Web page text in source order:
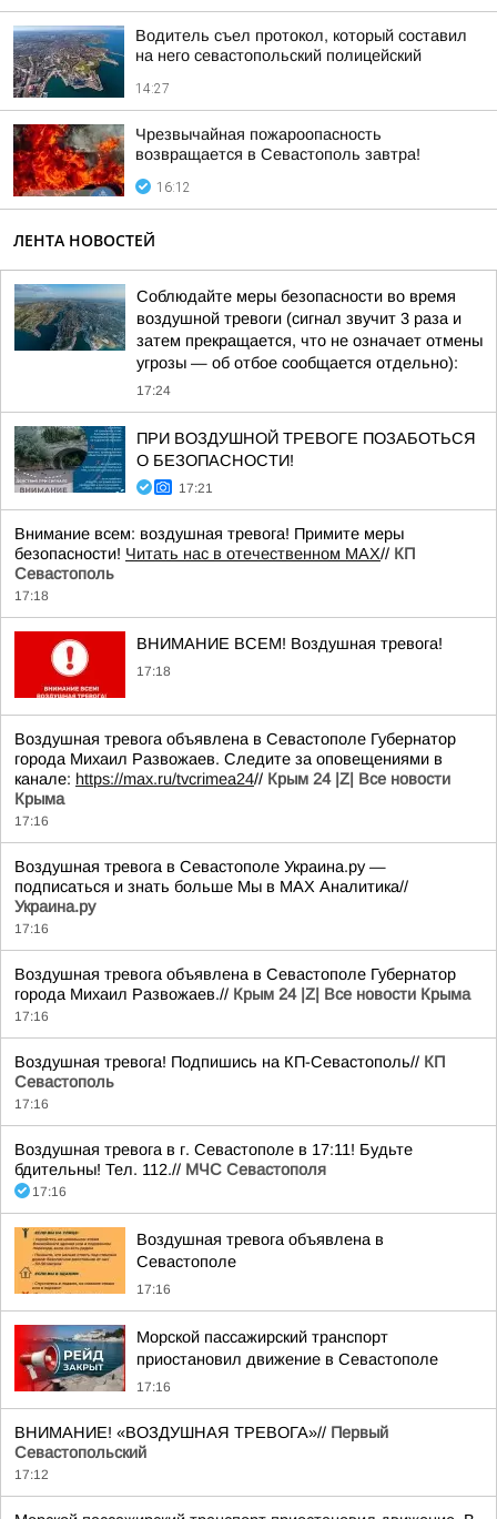
Водитель съел протокол, который составил
на него севастопольский полицейский
14:27
Чрезвычайная пожароопасность
возвращается в Севастополь завтра!
16:12
ЛЕНТА НОВОСТЕЙ
Соблюдайте меры безопасности во время
воздушной тревоги (сигнал звучит 3 раза и
затем прекращается, что не означает отмены
угрозы — об отбое сообщается отдельно):
17:24
ПРИ ВОЗДУШНОЙ ТРЕВОГЕ ПОЗАБОТЬСЯ
О БЕЗОПАСНОСТИ!
17:21
Внимание всем: воздушная тревога! Примите меры
безопасности! Читать нас в отечественном MAX// КП
Севастополь
17:18
ВНИМАНИЕ ВСЕМ! Воздушная тревога!
17:18
Воздушная тревога объявлена в Севастополе Губернатор
города Михаил Развожаев. Следите за оповещениями в
канале: https://max.ru/tvcrimea24// Крым 24 |Z| Все новости
Крыма
17:16
Воздушная тревога в Севастополе Украина.ру —
подписаться и знать больше Мы в MAX Аналитика//
Украина.ру
17:16
Воздушная тревога объявлена в Севастополе Губернатор
города Михаил Развожаев.// Крым 24 |Z| Все новости Крыма
17:16
Воздушная тревога! Подпишись на КП-Севастополь// КП
Севастополь
17:16
Воздушная тревога в г. Севастополе в 17:11! Будьте
бдительны! Тел. 112.// МЧС Севастополя
17:16
Воздушная тревога объявлена в
Севастополе
17:16
Морской пассажирский транспорт
приостановил движение в Севастополе
17:16
ВНИМАНИЕ! «ВОЗДУШНАЯ ТРЕВОГА»// Первый
Севастопольский
17:12